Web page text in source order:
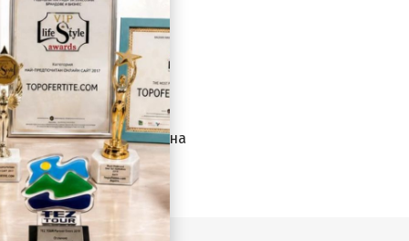
(46,02€) за всеки
следващ ден;
ден;
заплаща пълната цена на